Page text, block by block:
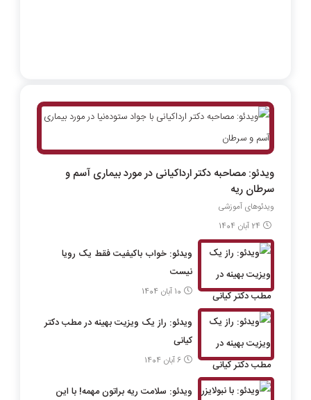
ویدئو: مصاحبه دکتر ارداکیانی در مورد بیماری آسم و
سرطان ریه
ویدئوهای آموزشی
24 آبان 1404
ویدئو: خواب باکیفیت فقط یک رویا
نیست
10 آبان 1404
ویدئو: راز یک ویزیت بهینه در مطب دکتر
کیانی
6 آبان 1404
ویدئو: سلامت ریه براتون مهمه! با این